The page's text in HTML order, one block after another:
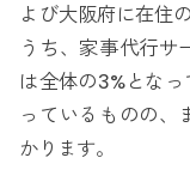
よび大阪府に在住
うち、家事代行サ
は全体の3%とな
っているものの、
かります。